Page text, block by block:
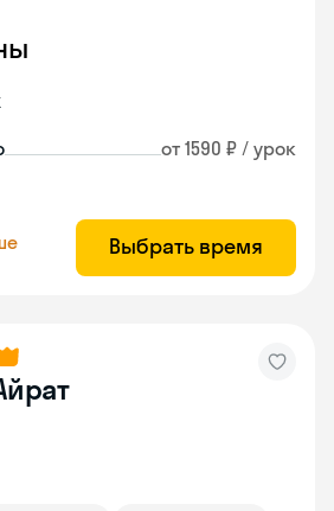
от 1590 ₽ / урок
Выбрать время